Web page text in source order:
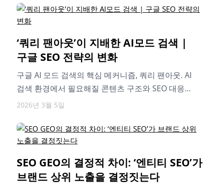
‘쿼리 팬아웃’이 지배한 AI모드 검색 |
구글 SEO 전략의 변화
구글 AI 모드 검색의 핵심 메커니즘, 쿼리 팬아웃. AI
검색 환경에서 필요해질 콘텐츠 구조와 SEO 대응
전략을 소개합니다.
2026년 3월 5일
SEO GEO의 결정적 차이: ‘엔티티 SEO’가
브랜드 상위 노출을 결정짓는다